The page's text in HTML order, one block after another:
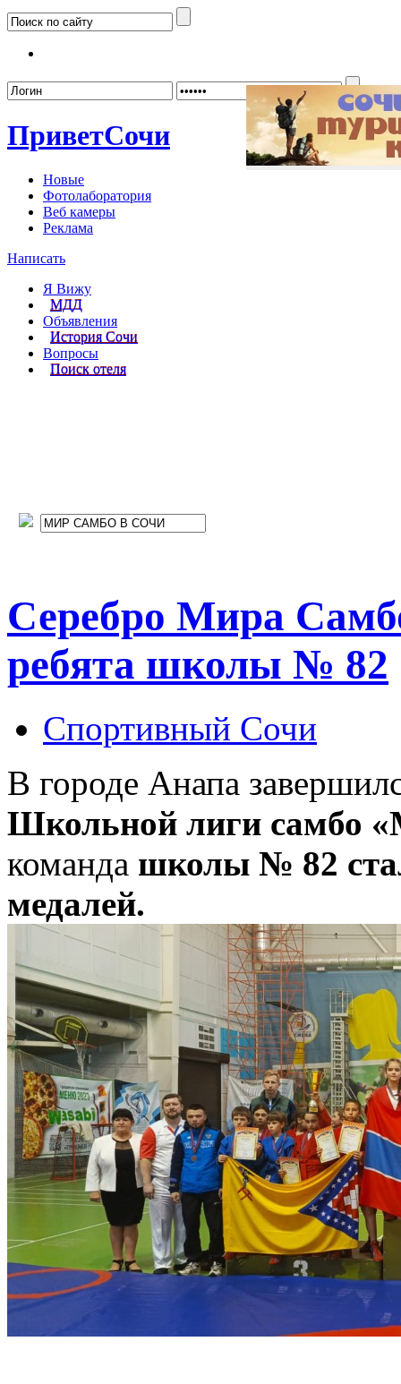
ПриветСочи
Новые
Фотолаборатория
Веб камеры
Реклама
Написать
Я Вижу
МДД
Объявления
История Сочи
Вопросы
Поиск отеля
Серебро Мира
ребята школы № 82
Спортивный Сочи
В городе Анапа
Школьной лиги самбо
команда школы № 82
медалей.